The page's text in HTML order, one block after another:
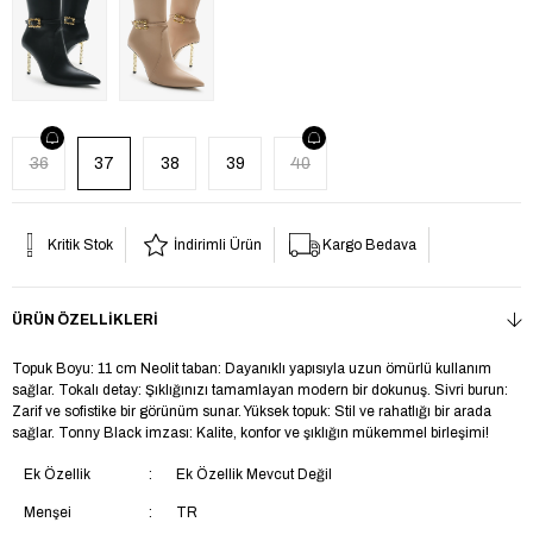
36 37 38 39 40
Kritik Stok İndirimli Ürün Kargo Bedava
ÜRÜN ÖZELLIKLERI
Topuk Boyu: 11 cm Neolit taban: Dayanıklı yapısıyla uzun ömürlü kullanım
sağlar. Tokalı detay: Şıklığınızı tamamlayan modern bir dokunuş. Sivri burun:
Zarif ve sofistike bir görünüm sunar. Yüksek topuk: Stil ve rahatlığı bir arada
sağlar. Tonny Black imzası: Kalite, konfor ve şıklığın mükemmel birleşimi!
Ek Özellik Ek Özellik Mevcut Değil
Menşei TR